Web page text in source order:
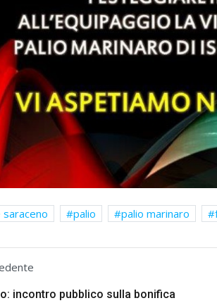
saraceno palio palio marinaro
incontro pubblico sulla bonifica